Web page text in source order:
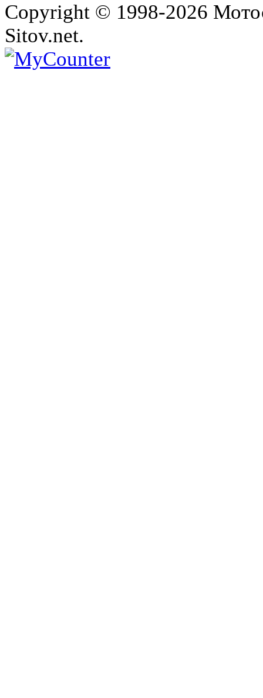
Copyright © 1998-2026
Sitov.net.